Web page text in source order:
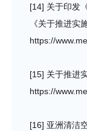
[14] 关于印发
《关于推进实
https://
[15] 关于推进
https://
[16] 亚洲清洁